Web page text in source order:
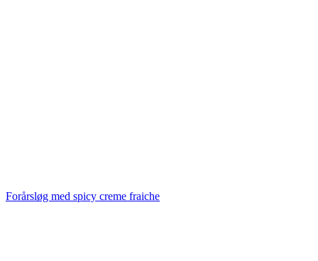
Forårsløg med spicy creme fraiche